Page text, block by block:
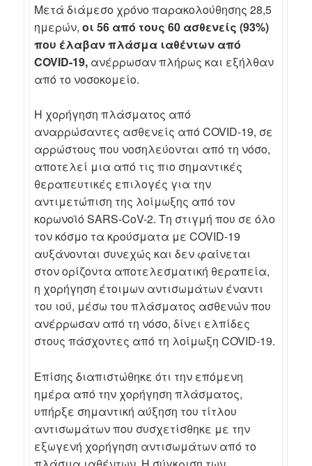
Μετά διάμεσο χρόνο παρακολούθησης 28,5
ημερών,οι 56 από τους 60 ασθενείς (93%)
που έλαβαν πλάσμα ιαθέντων από
COVID-19, ανέρρωσαν πλήρως και εξήλθαν
από το νοσοκομείο.
Η χορήγηση πλάσματος από
αναρρώσαντες ασθενείς από COVID-19, σε
αρρώστους που νοσηλεύονται από τη νόσο,
αποτελεί μια από τις πιο σημαντικές
θεραπευτικές επιλογές για την
αντιμετώπιση της λοίμωξης από τον
κορωνοϊό SARS-CoV-2. Τη στιγμή που σε όλο
τον κόσμο τα κρούσματα με COVID-19
αυξάνονται συνεχώς και δεν φαίνεται
στον ορίζοντα αποτελεσματική θεραπεία,
η χορήγηση έτοιμων αντισωμάτων έναντι
του ιού, μέσω του πλάσματος ασθενών που
ανέρρωσαν από τη νόσο, δίνει ελπίδες
στους πάσχοντες από τη λοίμωξη COVID-19.
Επίσης διαπιστώθηκε ότι την επόμενη
ημέρα από την χορήγηση πλάσματος,
υπήρξε σημαντική αύξηση του τίτλου
αντισωμάτων που συσχετίσθηκε με την
εξωγενή χορήγηση αντισωμάτων από το